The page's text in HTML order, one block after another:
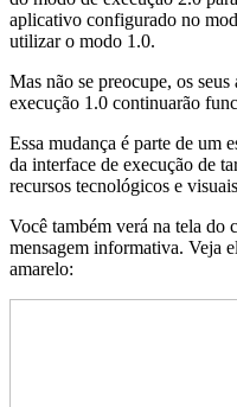
aplicativo configurado no
utilizar o modo 1.0.
Mas não se preocupe, os
execução 1.0 continuarão
Essa mudança é parte de um
da interface de execução de
recursos tecnológicos e
Você também verá na tela do
mensagem informativa. Veja
amarelo: